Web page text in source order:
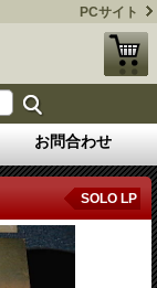
PCサイト
お問合わせ
SOLO LP